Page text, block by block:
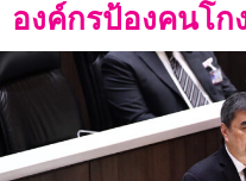
องค์กรป้องคนโก